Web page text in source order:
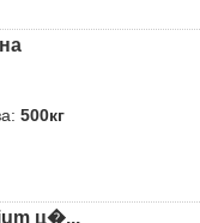
500кг
ц�...